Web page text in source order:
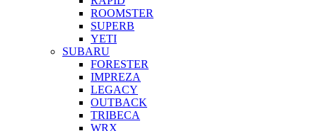
ROOMSTER
SUPERB
YETI
SUBARU
FORESTER
IMPREZA
LEGACY
OUTBACK
TRIBECA
WRX